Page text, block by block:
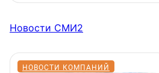
Новости СМИ2
НОВОСТИ КОМПАНИЙ